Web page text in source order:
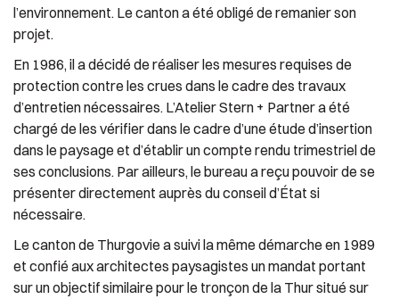
l’environnement. Le canton a été obligé de remanier son
projet.
En 1986, il a décidé de réaliser les mesures requises de
protection contre les crues dans le cadre des travaux
d’entretien nécessaires. L’Atelier Stern + Partner a été
chargé de les vérifier dans le cadre d’une étude d’insertion
dans le paysage et d’établir un compte rendu trimestriel de
ses conclusions. Par ailleurs, le bureau a reçu pouvoir de se
présenter directement auprès du conseil d’État si
nécessaire.
Le canton de Thurgovie a suivi la même démarche en 1989
et confié aux architectes paysagistes un mandat portant
sur un objectif similaire pour le tronçon de la Thur situé sur